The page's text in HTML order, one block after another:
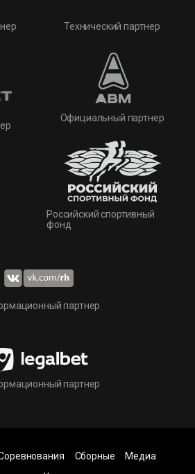
Технический партнер
Официальный партнер
Российский спортивный
фонд
партнер
партнер
Сборные
Медиа